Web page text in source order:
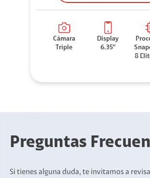
Cámara
Triple
Display
6.35"
8
Preguntas
Si tienes alguna duda, te invitamos a